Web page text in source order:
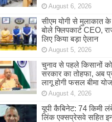
August 6, 2026
सीएम योगी से मुलाकात के
बोले फ्लिपकार्ट CEO,
लिए किया बड़ा ऐलान
August 5, 2026
चुनाव से पहले किसानों को
सरकार का तोहफा, अब
लागू होगी फसल बीमा
August 4, 2026
यूपी कैबिनेट: 74 किमी
लिंक एक्सप्रेसवे सहित